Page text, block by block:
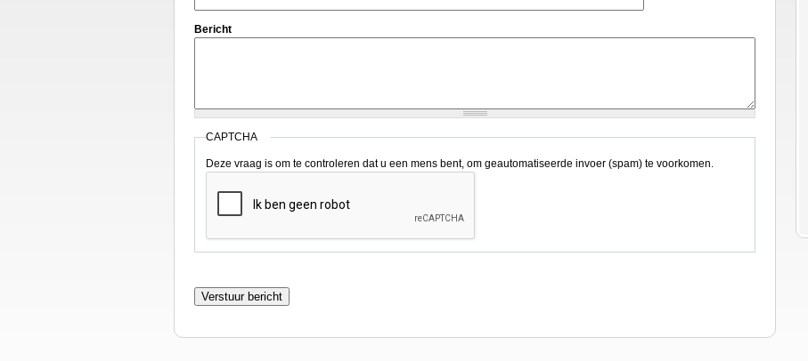
Bericht
CAPTCHA
Deze vraag is om te controleren dat u een mens bent, om geautomatiseerde invoer (spam) te voorkomen.